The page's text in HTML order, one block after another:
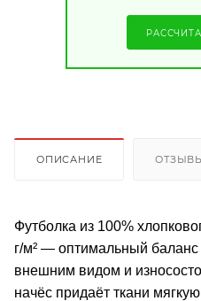
ОПИСАНИЕ
Футболка из 100%
г/м² — оптимальный
внешним видом и
начёс придаёт ткани